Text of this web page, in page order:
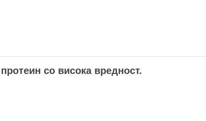
со висока вредност.